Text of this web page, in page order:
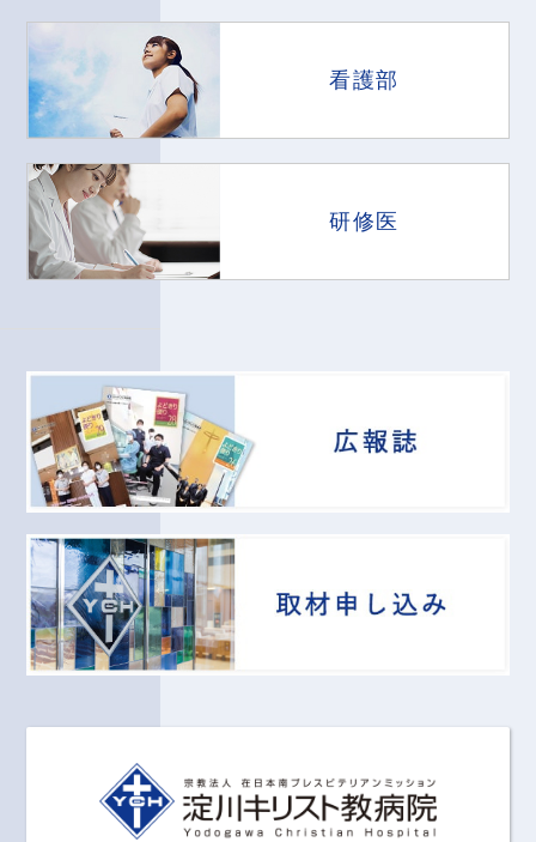
看護部
研修医